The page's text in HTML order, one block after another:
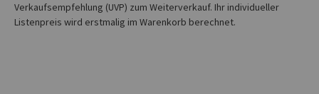
Verkaufsempfehlung (UVP) zum Weiterverkauf. Ihr individueller
Listenpreis wird erstmalig im Warenkorb berechnet.